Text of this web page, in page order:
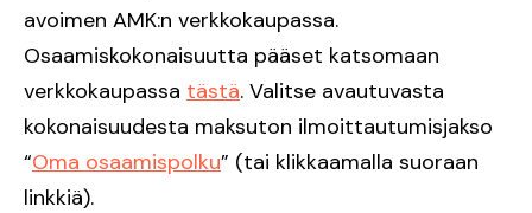
avoimen AMK:n verkkokaupassa.
Osaamiskokonaisuutta pääset katsomaan
verkkokaupassa tästä. Valitse avautuvasta
kokonaisuudesta maksuton ilmoittautumisjakso
“Oma osaamispolku” (tai klikkaamalla suoraan
linkkiä).